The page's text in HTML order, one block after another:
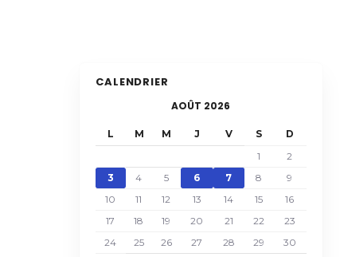
CALENDRIER
AOÛT 2026
L M M J V S
D
1
2
3
4 5 6 7 8
9
10
11 12 13 14 15
16
17
18 19 20 21 22
23
24
25 26 27 28 29
30